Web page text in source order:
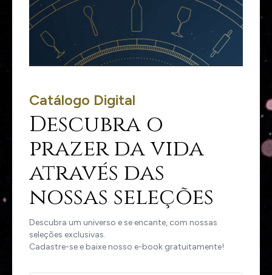
Catálogo Digital
Descubra o
prazer da vida
através das
nossas seleções
Descubra um universo e se encante, com nossas
seleções exclusivas.
Cadastre-se e baixe nosso e-book gratuitamente!